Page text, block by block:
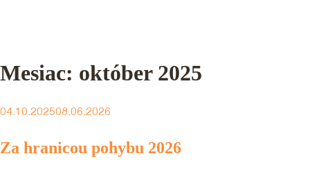
Mesiac: október 2025
Publikované
04.10.202508.06.2026
Za hranicou pohybu 2026